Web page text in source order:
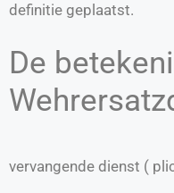
definitie geplaatst.
De
vervangende dienst (